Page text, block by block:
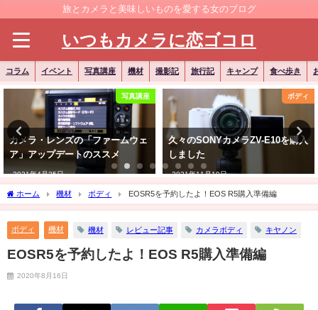
旅とカメラと美味しいものを愛する女のブログ
いつもカメラに恋ゴコロ
コラム イベント 写真講座 機材 撮影記 旅行記 キャンプ 食べ歩き
ボディ
久々のSONYカメラZV-E10を購入
しました
2021年11月10日
コラム
旅行に最適なカメラってなんだろ
う？～旅とカメラと美味しいもの
を愛する女子目線で考えてみた～
ホーム 機材 ボディ EOSR5を予約したよ！EOS R5購入準備編
ボディ 機材 機材 レビュー記事 カメラボディ キヤノン
EOSR5を予約したよ！EOS R5購入準備編
2020年8月16日